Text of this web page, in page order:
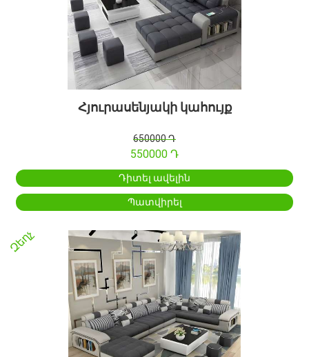
Հյուրասենյակի կահույք
650000 Դ
550000 Դ
Դիտել ավելին
Պատվիրել
Զեղչ